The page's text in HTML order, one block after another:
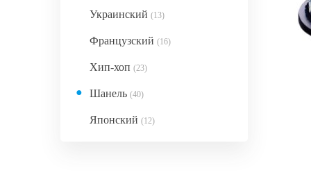
Украинский (13)
Французский (16)
Хип-хоп (23)
● Шанель (40)
Японский (12)